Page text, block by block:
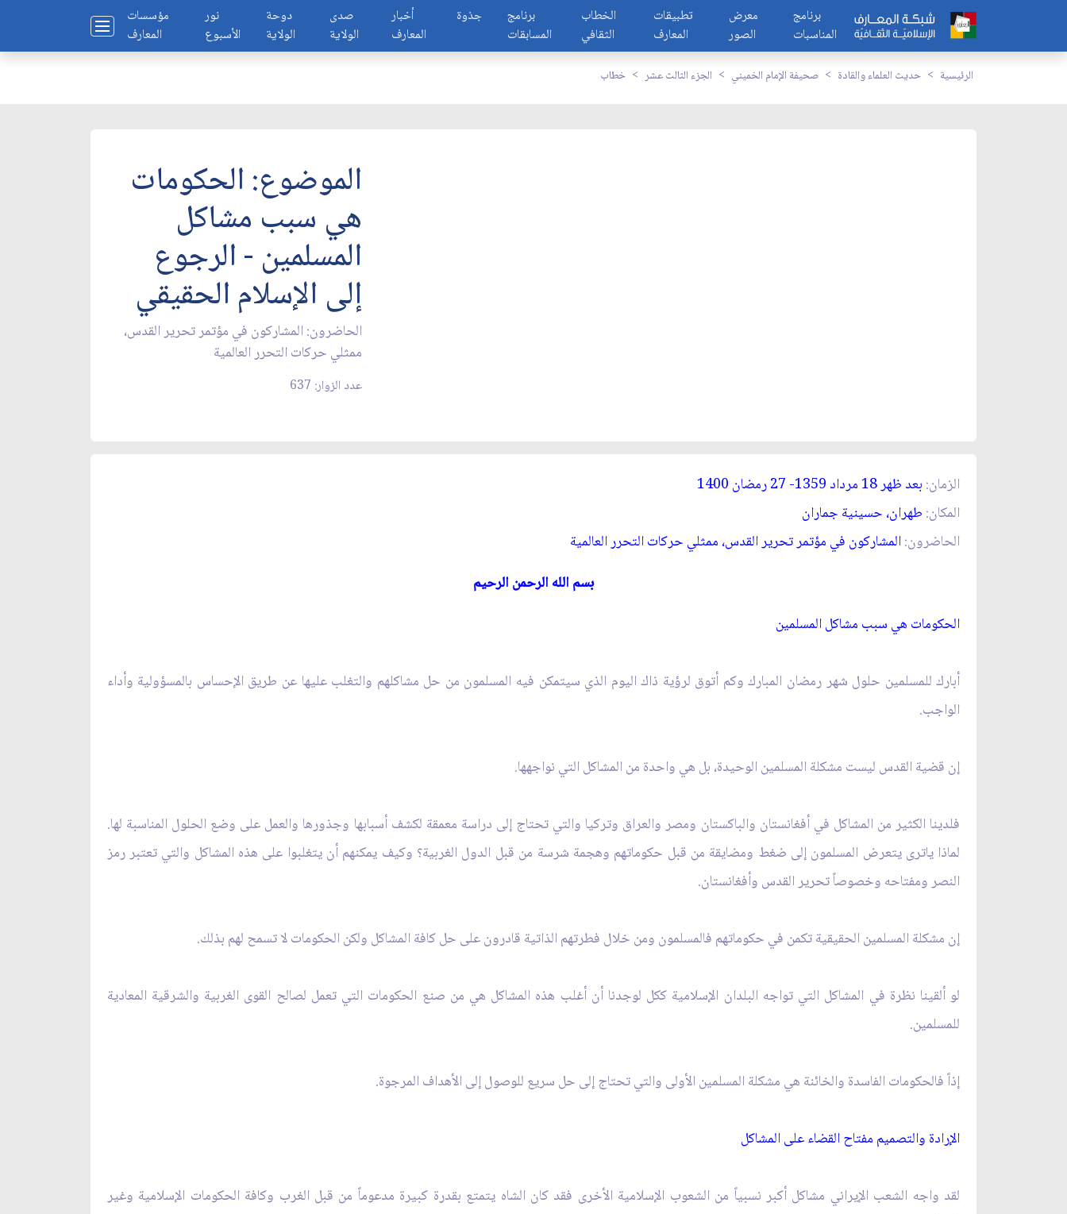
مؤسسات
المعارف
نور
الأسبوع
دوحة
الولاية
صدى
الولاية
أخبار
المعارف
جذوة
برنامج
المسابقات
الخطاب
الثقافي
تطبيقات
المعارف
معرض
الصور
برنامج
المناسبات
الرئيسية حديث العلماء والقادة صحيفة الإمام الخميني الجزء الثالث عشر خطاب
الموضوع: الحكومات
هي سبب مشاكل
المسلمين - الرجوع
إلى الإسلام الحقيقي‏
الحاضرون: المشاركون في مؤتمر تحرير القدس،
ممثلي حركات التحرر العالمية
عدد الزوار: 637
الزمان: بعد ظهر 18 مرداد 1359- 27 رمضان 1400
المكان: طهران، حسينية جماران‏
الحاضرون:المشاركون في مؤتمر تحرير القدس، ممثلي حركات التحرر العالمية
بسم الله الرحمن الرحيم
الحكومات هي سبب مشاكل المسلمين‏
أبارك للمسلمين حلول شهر رمضان المبارك وكم أتوق لرؤية ذاك اليوم الذي سيتمكن فيه المسلمون من حل مشاكلهم والتغلب عليها عن طريق الإحساس بالمسؤولية وأداء
الواجب.
إن قضية القدس ليست مشكلة المسلمين الوحيدة، بل هي واحدة من المشاكل التي نواجهها.
فلدينا الكثير من المشاكل في أفغانستان والباكستان ومصر والعراق وتركيا والتي تحتاج إلى دراسة معمقة لكشف أسبابها وجذورها والعمل على وضع الحلول المناسبة لها.
لماذا ياترى يتعرض المسلمون إلى ضغط ومضايقة من قبل حكوماتهم وهجمة شرسة من قبل الدول الغربية؟ وكيف يمكنهم أن يتغلبوا على هذه المشاكل والتي تعتبر رمز
النصر ومفتاحه وخصوصاً تحرير القدس وأفغانستان.
إن مشكلة المسلمين الحقيقية تكمن في حكوماتهم فالمسلمون ومن خلال فطرتهم الذاتية قادرون على حل كافة المشاكل ولكن الحكومات لا تسمح لهم بذلك.
لو ألقينا نظرة في المشاكل التي تواجه البلدان الإسلامية ككل لوجدنا أن أغلب هذه المشاكل هي من صنع الحكومات التي تعمل لصالح القوى الغربية والشرقية المعادية
للمسلمين.
إذاً فالحكومات الفاسدة والخائنة هي مشكلة المسلمين الأولى والتي تحتاج إلى حل سريع للوصول إلى الأهداف المرجوة.
الإرادة والتصميم مفتاح القضاء على المشاكل‏
لقد واجه الشعب الإيراني مشاكل أكبر نسبياً من الشعوب الإسلامية الأخرى فقد كان الشاه يتمتع بقدرة كبيرة مدعوماً من قبل الغرب وكافة الحكومات الإسلامية وغير